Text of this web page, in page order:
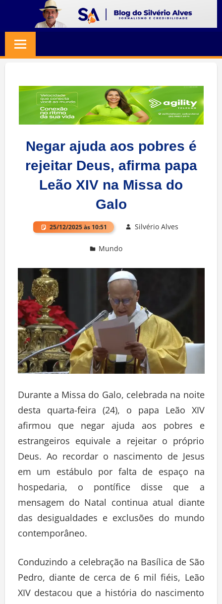
content
SILVERIO
ALVES
Jornalismo
Credibilidade
Negar ajuda aos pobres é
rejeitar Deus, afirma papa
Leão XIV na Missa do
Galo
25/12/2025 às 10:51 Silvério Alves
Mundo
Durante a Missa do Galo, celebrada na noite
desta quarta-feira (24), o papa Leão XIV
afirmou que negar ajuda aos pobres e
estrangeiros equivale a rejeitar o próprio
Deus. Ao recordar o nascimento de Jesus
em um estábulo por falta de espaço na
hospedaria, o pontífice disse que a
mensagem do Natal continua atual diante
das desigualdades e exclusões do mundo
contemporâneo.
Conduzindo a celebração na Basílica de São
Pedro, diante de cerca de 6 mil fiéis, Leão
XIV destacou que a história do nascimento